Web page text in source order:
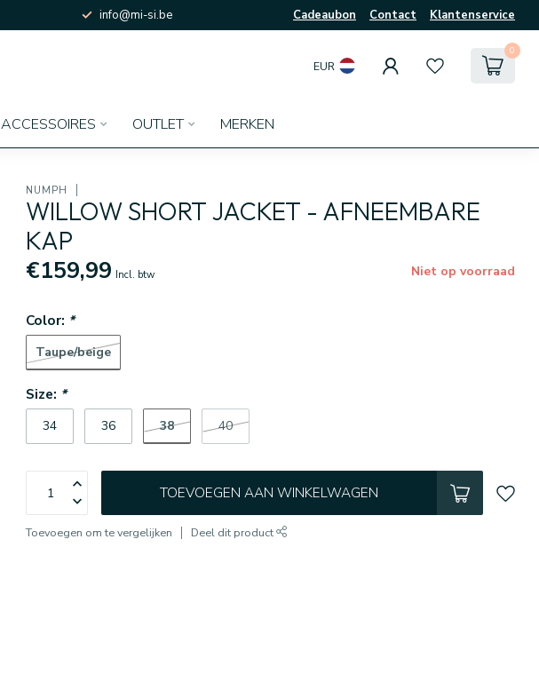
info@mi-si.be Cadeaubon Contact Klantenservice
EUR
0
ACCESSOIRES OUTLET MERKEN
NÜMPH
WILLOW SHORT JACKET - AFNEEMBARE
KAP
€159,99 Incl. btw Niet op voorraad
Color: *
Taupe/beige
Size: *
34 36 38 40
TOEVOEGEN AAN WINKELWAGEN
Toevoegen om te vergelijken Deel dit product